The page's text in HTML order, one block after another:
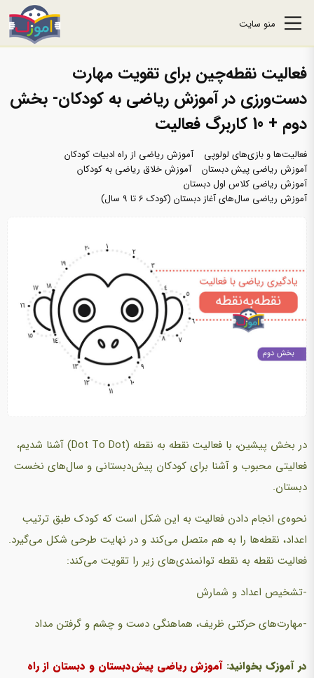
منو سایت
فعالیت نقطه‌چین برای تقویت مهارت
دست‌ورزی در آموزش ریاضی به کودکان- بخش
دوم + 10 کاربرگ فعالیت
فعالیت‌ها و بازی‌های لولوپی
آموزش ریاضی از راه ادبیات کودکان
آموزش ریاضی پیش دبستان
آموزش خلاق ریاضی به کودکان
آموزش ریاضی کلاس اول دبستان
آموزش ریاضی سال‌های آغاز دبستان (کودک 6 تا 9 سال)
در بخش پیشین، با فعالیت نقطه به نقطه (Dot To Dot) آشنا شدیم،
فعالیتی محبوب و آشنا برای کودکان پیش‌دبستانی و سال‌های نخست
دبستان.
نحوه‌ی انجام دادن فعالیت به این شکل است که کودک طبق ترتیب
اعداد، نقطه‌ها را به هم متصل می‌کند و در نهایت طرحی شکل می‌گیرد.
فعالیت نقطه به نقطه توانمندی‌های زیر را تقویت می‌کند:
-تشخیص اعداد و شمارش
-مهارت‌های حرکتی ظریف، هماهنگی دست و چشم و گرفتن مداد
در آموزک بخوانید: آموزش ریاضی پیش‌دبستان و دبستان از راه